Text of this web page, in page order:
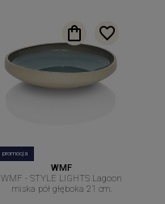
promocja
WMF
WMF - STYLE LIGHTS Lagoon
miska pół głęboka 21 cm.